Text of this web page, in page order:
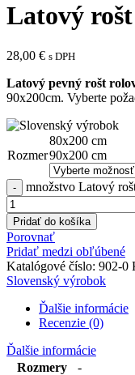
Latový
28,00 € s DPH
Latový pevný rošt
90x200cm. Vyberte
Rozmer
80x200 cm
90x200 cm
množstvo Latový
Pridať do košíka
Porovnať
Pridať medzi obľúbené
Katalógové číslo: 902-0
Slovenský výrobok
Ďalšie informácie
Recenzie (0)
Ďalšie informácie
Rozmery
-